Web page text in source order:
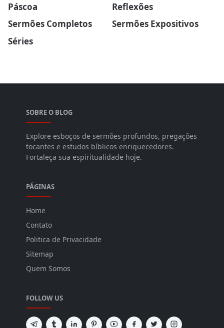
Páscoa
Reflexões
Sermões Completos
Sermões Expositivos
Séries
SOBRE O BLOG
Explore esboços de sermões profundos, pregações
tocantes e estudos bíblicos enriquecedores.
Fortaleça sua espiritualidade hoje.
PÁGINAS
Home
Contato
Politica de Privacidade
Sitemap
Quem Somos
FOLLOW US